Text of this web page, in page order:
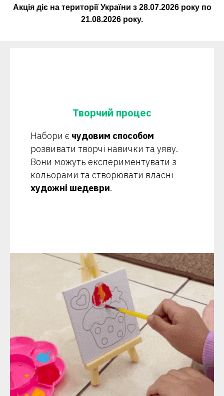
Акція діє на території України з 28.07.2026року по
21.08.2026 року.
Творчий процес
Набори є чудовим способом
розвивати творчі навички та уяву.
Вони можуть експериментувати з
кольорами та створювати власні
художні шедеври.